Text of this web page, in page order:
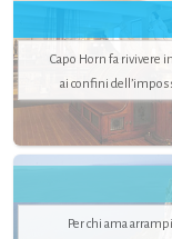
Capo Horn fa rivivere
ai confini
Per chi ama